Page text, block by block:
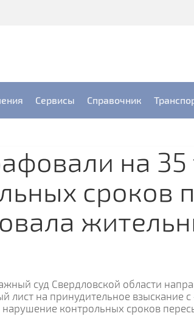
Сервисы Справочник
на 35
сроков
суд Свердловской области
лист на принудительное взыскание
контрольных сроков